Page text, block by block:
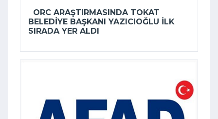
ORC ARAŞTIRMASINDA TOKAT
BELEDIYE BAŞKANI YAZICIOĞLU ILK
SIRADA YER ALDI